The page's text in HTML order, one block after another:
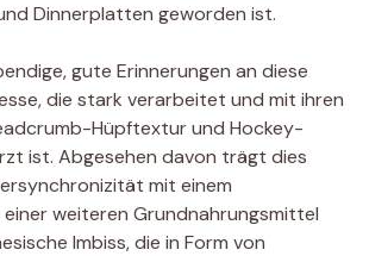
Dinnerplatten geworden ist.
gute Erinnerungen an diese
die stark verarbeitet und mit ihren
Hüpftextur und Hockey-
ist. Abgesehen davon trägt dies
mit einem
einer weiteren Grundnahrungsmittel
Imbiss, die in Form von